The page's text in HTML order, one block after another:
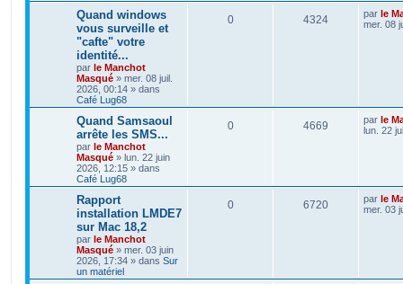
Quand windows
vous surveille et
"cafte" votre
identité...
par le Manchot
Masqué » mer. 08 juil.
2026, 00:14 » dans
Café Lug68
0 4324 par le
mer. 08
Quand Samsaoul
arrête les SMS...
par le Manchot
Masqué » lun. 22 juin
2026, 12:15 » dans
Café Lug68
0 4669 par le
lun. 22
Rapport
installation LMDE7
sur Mac 18,2
par le Manchot
Masqué » mer. 03 juin
2026, 17:34 » dans Sur
un matériel
0 6720 par le
mer. 03